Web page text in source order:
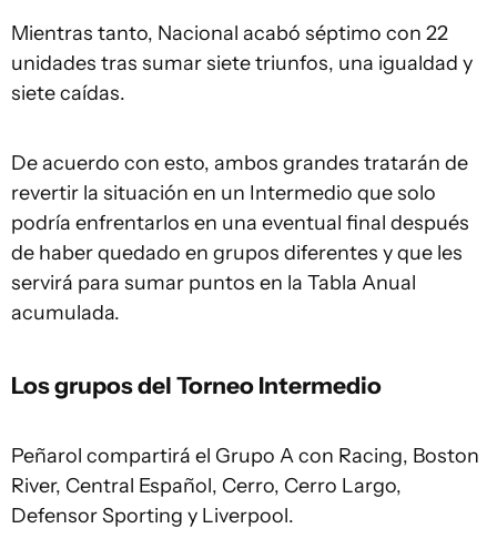
Mientras tanto, Nacional acabó séptimo con 22
unidades tras sumar siete triunfos, una igualdad y
siete caídas.
De acuerdo con esto, ambos grandes tratarán de
revertir la situación en un Intermedio que solo
podría enfrentarlos en una eventual final después
de haber quedado en grupos diferentes y que les
servirá para sumar puntos en la Tabla Anual
acumulada.
Los grupos del Torneo Intermedio
Peñarol compartirá el Grupo A con Racing, Boston
River, Central Español, Cerro, Cerro Largo,
Defensor Sporting y Liverpool.